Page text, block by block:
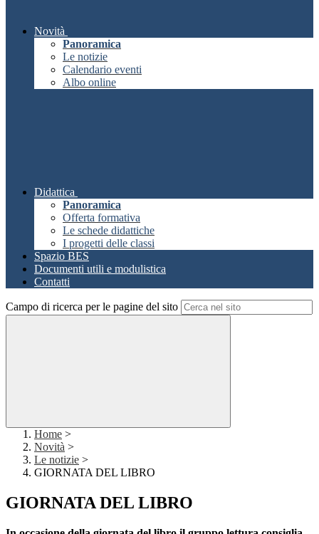
Novità
Panoramica
Le notizie
Calendario eventi
Albo online
Didattica
Panoramica
Offerta formativa
Le schede didattiche
I progetti delle classi
Spazio BES
Documenti utili e modulistica
Contatti
Campo di ricerca per le pagine del sito
Home >
Novità >
Le notizie >
GIORNATA DEL LIBRO
GIORNATA DEL LIBRO